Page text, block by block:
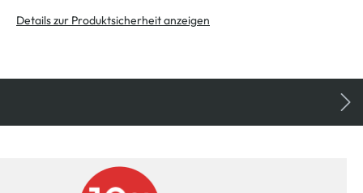
Details zur Produktsicherheit anzeigen